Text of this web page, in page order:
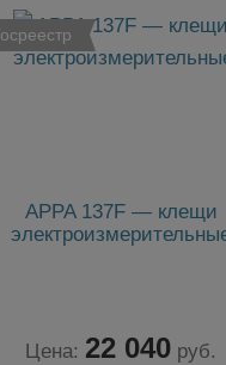
APPA 137F — клещи
Цена: 22 040 руб.